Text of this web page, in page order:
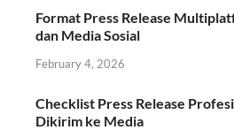
Format Press Release
dan Media Sosial
February 4, 2026
Checklist Press Release
Dikirim ke Media